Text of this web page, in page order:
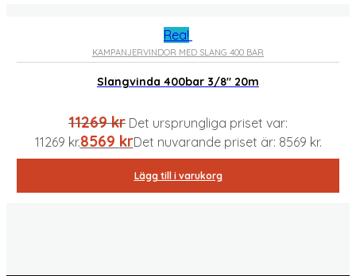
Rea!
KAMPANJERVINDOR MED SLANG 400 BAR
Slangvinda 400bar 3/8″ 20m
11269kr Det ursprungliga priset var:
11269 kr.8569 krDet nuvarande priset är: 8569 kr.
Lägg till i varukorg